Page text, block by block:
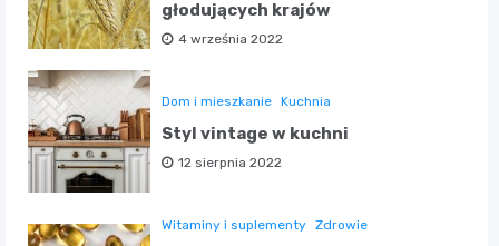
głodujących krajów
4 września 2022
Dom i mieszkanie Kuchnia
Styl vintage w kuchni
12 sierpnia 2022
Witaminy i suplementy Zdrowie